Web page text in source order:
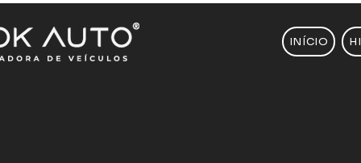
INÍCIO